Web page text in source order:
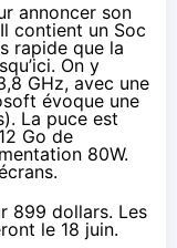
annoncer son
contient un Soc
rapide que la
On y
GHz, avec une
évoque une
La puce est
Go de
80W.
899 dollars. Les
le 18 juin.